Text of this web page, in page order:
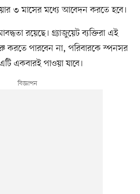
৩ মাসের মধ্যে আবেদন করতে হবে।
রয়েছে। গ্র্যাজুয়েট ব্যক্তিরা এই
করতে পারবেন না, পরিবারকে স্পনসর
একবারই পাওয়া যাবে।